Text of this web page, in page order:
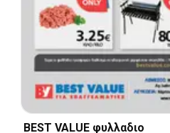
BEST VALUE φυλλαδιο